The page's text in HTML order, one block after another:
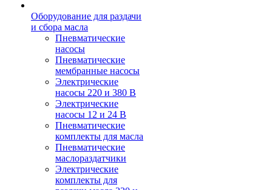
Оборудование для раздачи
и сбора масла
Пневматические
насосы
Пневматические
мембранные насосы
Электрические
насосы 220 и 380 В
Электрические
насосы 12 и 24 В
Пневматические
комплекты для масла
Пневматические
маслораздатчики
Электрические
комплекты для